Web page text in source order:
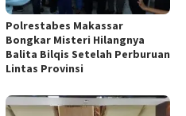
Polrestabes Makassar
Bongkar Misteri Hilangnya
Balita Bilqis Setelah Perburuan
Lintas Provinsi